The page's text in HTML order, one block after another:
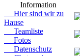
Information
Hier sind wir zu
Hause
Teamliste
Fotos
Datenschutz